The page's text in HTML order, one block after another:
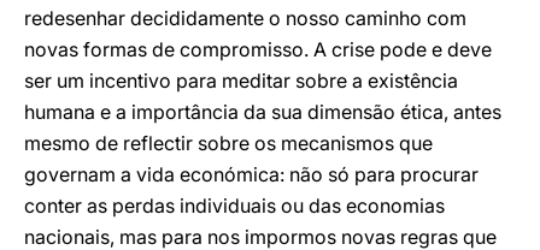
redesenhar decididamente o nosso caminho com
novas formas de compromisso. A crise pode e deve
ser um incentivo para meditar sobre a existência
humana e a importância da sua dimensão ética, antes
mesmo de reflectir sobre os mecanismos que
governam a vida económica: não só para procurar
conter as perdas individuais ou das economias
nacionais, mas para nos impormos novas regras que